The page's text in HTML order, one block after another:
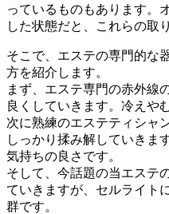
っているものもあります。
した状態だと、これらの取
そこで、エステの専門的な
方を紹介します。
まず、エステ専門の赤外線
良くしていきます。冷えや
次に熟練のエステティシャ
しっかり揉み解していきま
気持ちの良さです。
そして、今話題の当エステ
ていきますが、セルライト
群です。